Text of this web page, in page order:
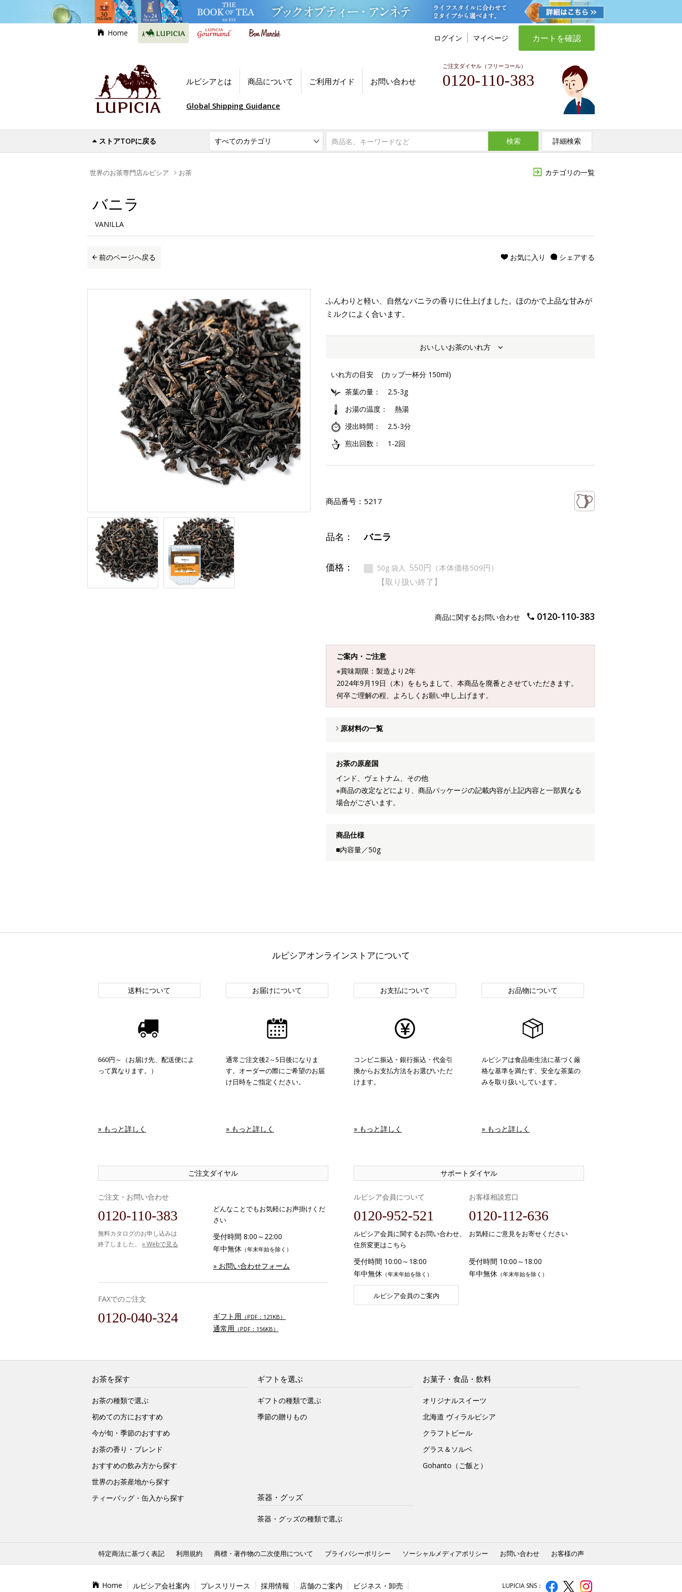
Home
ログイン マイページ カートを確認
ルピシアとは 商品について ご利用ガイド お問い合わせ
ご注文ダイヤル（フリーコール）
0120-110-383
Global Shipping Guidance
ストアTOPに戻る 検索 詳細検索
カテゴリの一覧
世界のお茶専門店ルピシア お茶
バニラ
VANILLA
前のページへ戻る シェアする
お気に入り
ふんわりと軽い、自然なバニラの香りに仕上げました。ほのかで上品な甘みが
ミルクによく合います。
おいしいお茶のいれ方
いれ方の目安
(カップ一杯分 150ml)
茶葉の量
2.5-3g
お湯の温度
熱湯
浸出時間
2.5-3分
煎出回数
1-2回
商品番号： 5217
品名： バニラ
価格： 50g 袋入 550円 （本体価格509円）
【取り扱い終了】
商品に関するお問い合わせ 0120-110-383
ご案内・ご注意
※賞味期限：製造より2年
2024年9月19日（木）をもちまして、本商品を廃番とさせていただきます。
何卒ご理解の程、よろしくお願い申し上げます。
原材料の一覧
お茶の原産国
インド、ヴェトナム、その他
※商品の改定などにより、商品パッケージの記載内容が上記内容と一部異なる
場合がございます。
商品仕様
■内容量／50g
ルピシアオンラインストアについて
送料について
660円～（お届け先、配送便によ
って異なります。）
» もっと詳しく
お届けについて
通常ご注文後2～5日後になりま
す。オーダーの際にご希望のお届
け日時をご指定ください。
» もっと詳しく
お支払について
コンビニ振込・銀行振込・代金引
換からお支払方法をお選びいただ
けます。
» もっと詳しく
お品物について
ルピシアは食品衛生法に基づく厳
格な基準を満たす、安全な茶葉の
みを取り扱いしています。
» もっと詳しく
ご注文ダイヤル
ご注文・お問い合わせ
0120-110-383
無料カタログのお申し込みは
終了しました。 » Webで見る
どんなことでもお気軽にお声掛けくだ
さい
受付時間 8:00～22:00
年中無休 （年末年始を除く）
» お問い合わせフォーム
FAXでのご注文
0120-040-324 ギフト用 （PDF：121KB）
通常用 （PDF：156KB）
サポートダイヤル
ルピシア会員について
0120-952-521
ルピシア会員に関するお問い合わせ、
住所変更はこちら
受付時間 10:00～18:00
年中無休 （年末年始を除く）
ルピシア会員のご案内
お客様相談窓口
0120-112-636
お気軽にご意見をお寄せください
受付時間 10:00～18:00
年中無休 （年末年始を除く）
お茶を探す
お茶の種類で選ぶ
初めての方におすすめ
今が旬・季節のおすすめ
お茶の香り・ブレンド
おすすめの飲み方から探す
世界のお茶産地から探す
ティーバッグ・缶入から探す
ギフトを選ぶ
ギフトの種類で選ぶ
季節の贈りもの
お菓子・食品・飲料
オリジナルスイーツ
北海道 ヴィラルピシア
クラフトビール
グラス＆ソルベ
Gohanto（ご飯と）
茶器・グッズ
茶器・グッズの種類で選ぶ
特定商法に基づく表記 利用規約 商標・著作物の二次使用について プライバシーポリシー ソーシャルメディアポリシー お問い合わせ お客様の声
Home ルピシア会社案内 プレスリリース 採用情報 店舗のご案内 ビジネス・卸売 LUPICIA SNS：